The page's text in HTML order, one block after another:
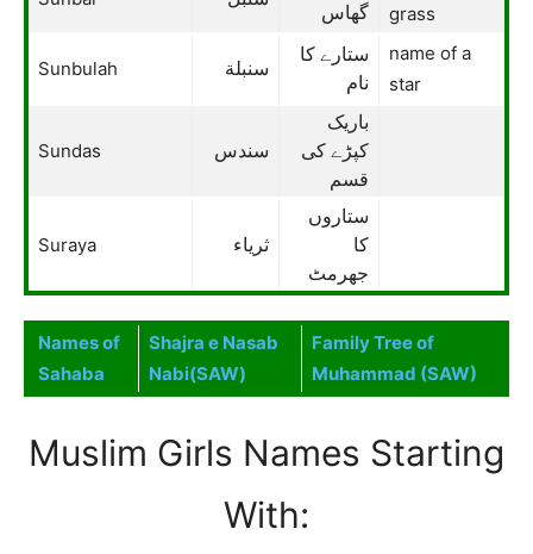
گھاس grass
Sunbulah سنبلة
ستارے کا
نام
name of a
star
Sundas سندس
باریک
کپڑے کی
قسم
Suraya ثریاء
ستاروں
کا
جھرمٹ
Names of
Sahaba
Shajra e Nasab
Nabi(SAW)
Family Tree of
Muhammad (SAW)
Muslim Girls Names Starting
With: